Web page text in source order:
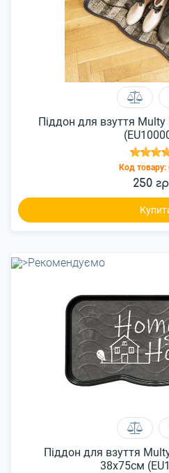
Піддон для взуття
Код товару:
250
Піддон для взуття
38x75см